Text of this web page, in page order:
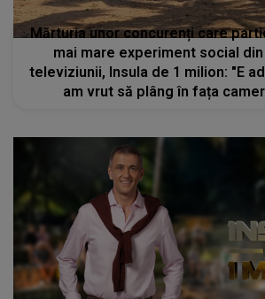
Mărturia unor concurenți care
mai mare experiment social
televiziunii, Insula de 1 milion: "E
am vrut să plâng în fața